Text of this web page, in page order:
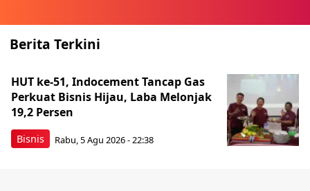
Berita Terkini
Bisnis
HUT ke-51, Indocement Tancap Gas
Perkuat Bisnis Hijau, Laba Melonjak
19,2 Persen
Rabu, 5 Agu 2026 - 22:38